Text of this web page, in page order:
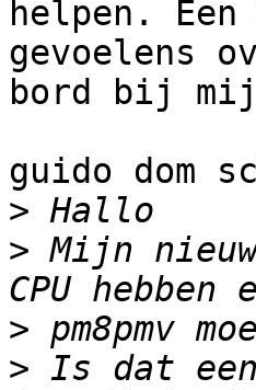
helpen.
gevoelens
bord bij
guido dom
>
> Mijn
>
> Is dat een